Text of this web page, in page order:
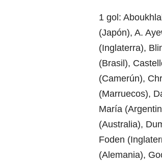
1 gol:
(Japón), A.
(Inglaterra),
(Brasil),
(Camerún),
(Marruecos),
María
(Australia),
Foden
(Alemania),